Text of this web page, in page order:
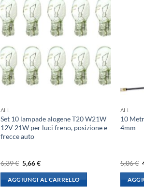
ALL
Set 10 lampade alogene T20 W21W
12V 21W per luci freno, posizione e
frecce auto
6,39€ Il
prezzo
originale
era:
5,66€Il
attuale
è:
AGGIUNGI AL CARRELLO
ALL
10
4mm
5,06€